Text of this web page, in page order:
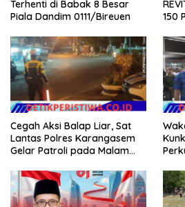
Terhenti di Babak 8 Besar
Piala Dandim 0111/Bireuen
150
Cegah Aksi Balap Liar, Sat
Lantas Polres Karangasem
Gelar Patroli pada Malam